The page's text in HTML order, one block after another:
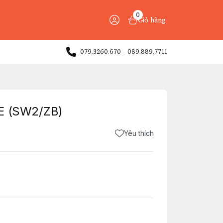
0
Giỏ hàng
079.3260.670 - 089.889.7711
(SW2/ZB)
Yêu thích